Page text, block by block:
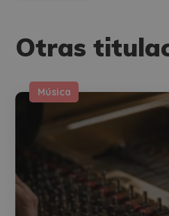
Otras
Música